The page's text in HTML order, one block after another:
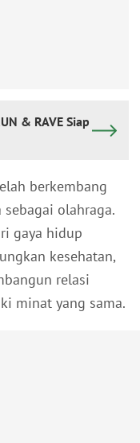
& RAVE Siap
berkembang
olahraga.
gaya hidup
kesehatan,
relasi
minat yang sama.